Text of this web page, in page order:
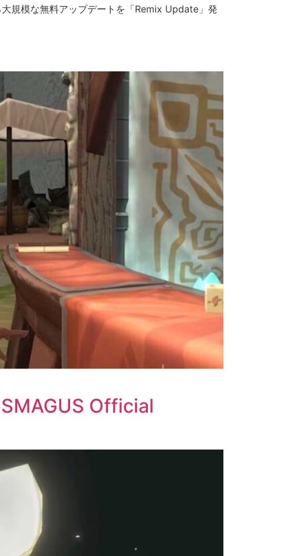
規模な無料アップデートを「Remix Update」発
Official